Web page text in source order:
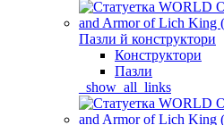
Пазли й конструктори
Конструктори
Пазли
_show_all_links